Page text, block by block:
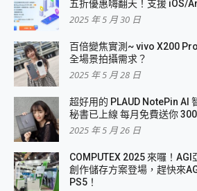
五折優惠嗨翻天！支援 iOS/
2025 年 5 月 30 日
百倍變焦實測~ vivo X200
全場景拍攝需求？
2025 年 5 月 28 日
超好用的 PLAUD NotePin AI
秘書已上線 每月免費送你
2025 年 5 月 26 日
COMPUTEX 2025 來囉！
創作儲存方案登場，趕快來
PS5！